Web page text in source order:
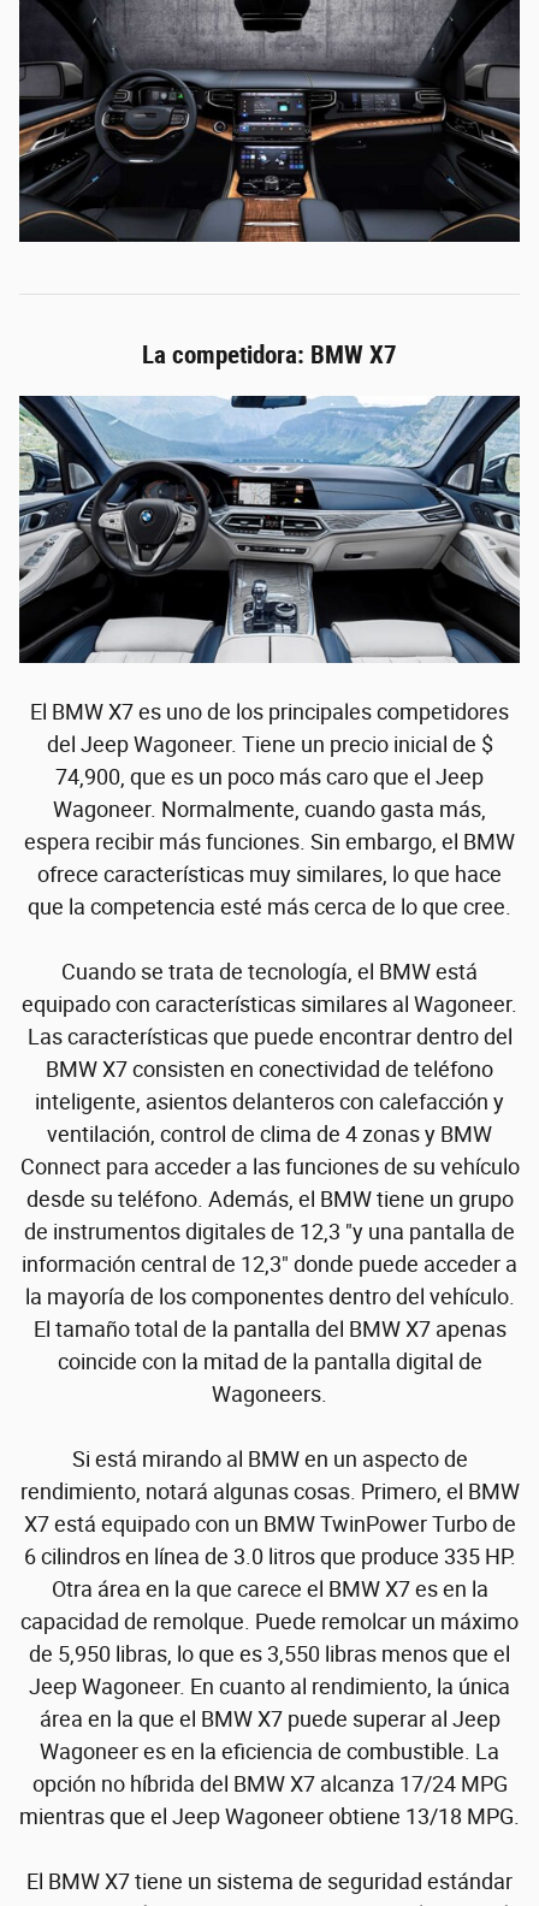
La competidora: BMW X7
El BMW X7 es uno de los principales competidores
del Jeep Wagoneer. Tiene un precio inicial de $
74,900, que es un poco más caro que el Jeep
Wagoneer. Normalmente, cuando gasta más,
espera recibir más funciones. Sin embargo, el BMW
ofrece características muy similares, lo que hace
que la competencia esté más cerca de lo que cree.
Cuando se trata de tecnología, el BMW está
equipado con características similares al Wagoneer.
Las características que puede encontrar dentro del
BMW X7 consisten en conectividad de teléfono
inteligente, asientos delanteros con calefacción y
ventilación, control de clima de 4 zonas y BMW
Connect para acceder a las funciones de su vehículo
desde su teléfono. Además, el BMW tiene un grupo
de instrumentos digitales de 12,3 "y una pantalla de
información central de 12,3" donde puede acceder a
la mayoría de los componentes dentro del vehículo.
El tamaño total de la pantalla del BMW X7 apenas
coincide con la mitad de la pantalla digital de
Wagoneers.
Si está mirando al BMW en un aspecto de
rendimiento, notará algunas cosas. Primero, el BMW
X7 está equipado con un BMW TwinPower Turbo de
6 cilindros en línea de 3.0 litros que produce 335 HP.
Otra área en la que carece el BMW X7 es en la
capacidad de remolque. Puede remolcar un máximo
de 5,950 libras, lo que es 3,550 libras menos que el
Jeep Wagoneer. En cuanto al rendimiento, la única
área en la que el BMW X7 puede superar al Jeep
Wagoneer es en la eficiencia de combustible. La
opción no híbrida del BMW X7 alcanza 17/24 MPG
mientras que el Jeep Wagoneer obtiene 13/18 MPG.
El BMW X7 tiene un sistema de seguridad estándar